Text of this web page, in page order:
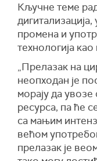
Кључне теме
промена и
технологија
„Прелазак на
неопходан је
морају да
ресурса, па ће
са мањим
већом
прелазак је